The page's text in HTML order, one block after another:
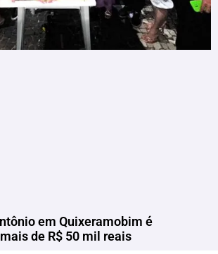
em Quixeramobim é
de R$ 50 mil reais